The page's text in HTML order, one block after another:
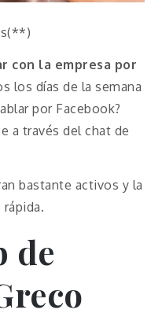
con la empresa por
los días de la semana
por Facebook?
a través del chat de
bastante activos y la
de